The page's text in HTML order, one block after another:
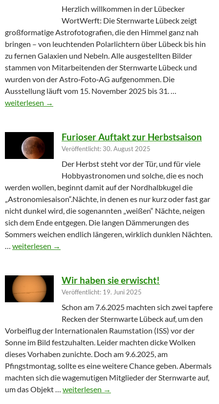
Herzlich willkommen in der Lübecker
WortWerft: Die Sternwarte Lübeck zeigt
großformatige Astrofotografien, die den Himmel ganz nah
bringen – von leuchtenden Polarlichtern über Lübeck bis hin
zu fernen Galaxien und Nebeln. Alle ausgestellten Bilder
stammen von Mitarbeitenden der Sternwarte Lübeck und
wurden von der Astro‑Foto‑AG aufgenommen. Die
Ausstellung läuft vom 15. November 2025 bis 31. …
Zwischen Wort und Weltall – Abheben erwünscht!
weiterlesen →
Furioser Auftakt zur Herbstsaison
Veröffentlicht: 30. August 2025
Der Herbst steht vor der Tür, und für viele
Hobbyastronomen und solche, die es noch
werden wollen, beginnt damit auf der Nordhalbkugel die
„Astronomiesaison“.Nächte, in denen es nur kurz oder fast gar
nicht dunkel wird, die sogenannten „weißen“ Nächte, neigen
sich dem Ende entgegen. Die langen Dämmerungen des
Sommers weichen endlich längeren, wirklich dunklen Nächten.
… Furioser Auftakt zur Herbstsaison
weiterlesen →
Wir haben sie erwischt!
Veröffentlicht: 19. Juni 2025
Schon am 7.6.2025 machten sich zwei tapfere
Recken der Sternwarte Lübeck auf, um den
Vorbeiflug der Internationalen Raumstation (ISS) vor der
Sonne im Bild festzuhalten. Leider machten dicke Wolken
dieses Vorhaben zunichte. Doch am 9.6.2025, am
Pfingstmontag, sollte es eine weitere Chance geben. Abermals
machten sich die wagemutigen Mitglieder der Sternwarte auf,
um das Objekt … Wir haben sie erwischt!
weiterlesen →